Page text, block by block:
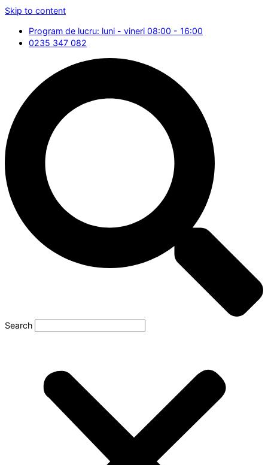
Skip to content
Program de lucru: luni - vineri 08:00 - 16:00
0235 347 082
Search